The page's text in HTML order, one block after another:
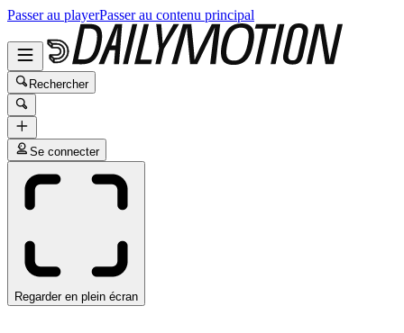
Passer au playerPasser au contenu principal
Rechercher
Se connecter
Regarder en plein écran